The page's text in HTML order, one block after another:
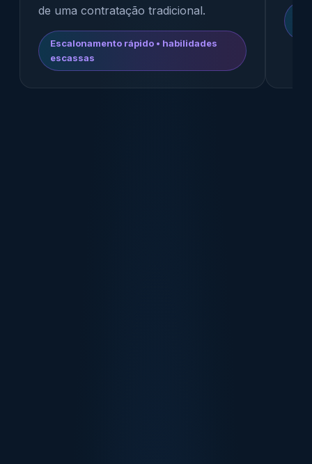
de uma contratação tradicional.
Escalonamento rápido • habilidades
escassas